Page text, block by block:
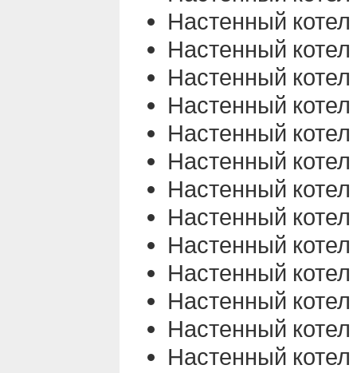
Настенный
Настенный
Настенный
Настенный
Настенный
Настенный
Настенный
Настенный
Настенный
Настенный
Настенный
Настенный
Настенный